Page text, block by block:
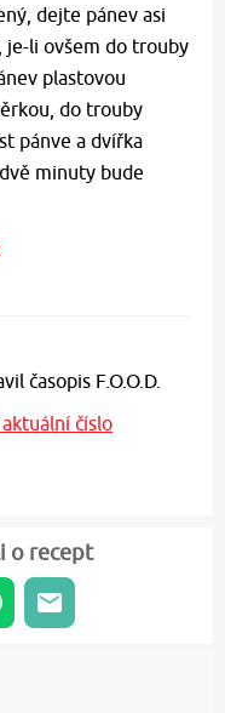
dejte pánev asi
je-li ovšem do trouby
plastovou
do trouby
pánve a dvířka
minuty bude
časopis F.O.O.D.
číslo
o recept